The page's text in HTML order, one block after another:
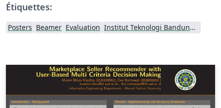
Étiquettes:
Posters Beamer Evaluation Institut Teknologi Bandung (ITB)